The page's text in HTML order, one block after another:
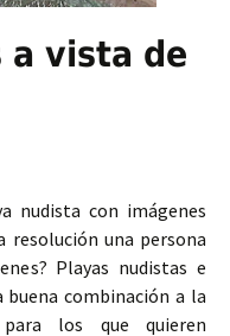
a vista de
nudista con imágenes
resolución una persona
Playas nudistas e
combinación a la
los que quieren